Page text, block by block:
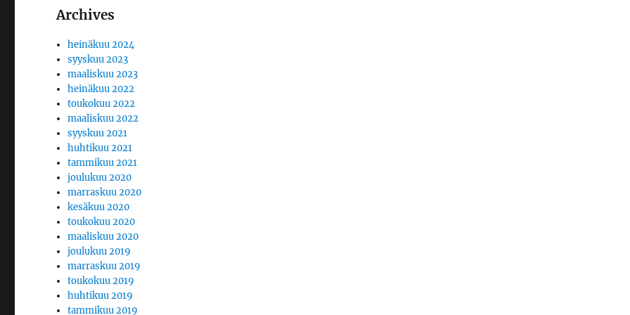
Archives
heinäkuu 2024
syyskuu 2023
maaliskuu 2023
heinäkuu 2022
toukokuu 2022
maaliskuu 2022
syyskuu 2021
huhtikuu 2021
tammikuu 2021
joulukuu 2020
marraskuu 2020
kesäkuu 2020
toukokuu 2020
maaliskuu 2020
joulukuu 2019
marraskuu 2019
toukokuu 2019
huhtikuu 2019
tammikuu 2019